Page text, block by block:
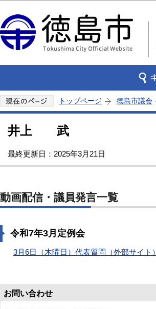
トップページ 徳島市議会
井上 武
最終更新日：2025年3月21日
動画配信・議員発言一覧
令和7年3月定例会
3月6日（木曜日）代表質問（外部サイト）
お問い合わせ